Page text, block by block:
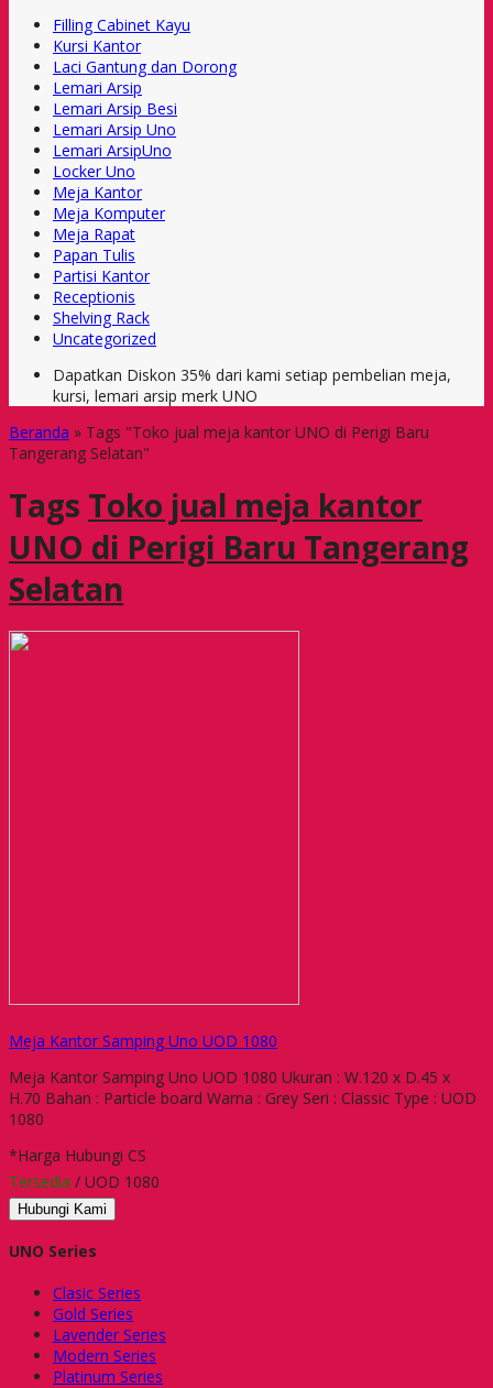
Filling Cabinet Kayu
Kursi Kantor
Laci Gantung dan Dorong
Lemari Arsip
Lemari Arsip Besi
Lemari Arsip Uno
Lemari ArsipUno
Locker Uno
Meja Kantor
Meja Komputer
Meja Rapat
Papan Tulis
Partisi Kantor
Receptionis
Shelving Rack
Uncategorized
Dapatkan Diskon 35% dari kami setiap pembelian meja,
kursi, lemari arsip merk UNO
Beranda » Tags "Toko jual meja kantor UNO di Perigi Baru
Tangerang Selatan"
Tags Toko jual meja kantor
UNO di Perigi Baru Tangerang
Selatan
Meja Kantor Samping Uno UOD 1080
Meja Kantor Samping Uno UOD 1080 Ukuran : W.120 x D.45 x
H.70 Bahan : Particle board Warna : Grey Seri : Classic Type : UOD
1080
*Harga Hubungi CS
Tersedia / UOD 1080
Hubungi Kami
UNO Series
Clasic Series
Gold Series
Lavender Series
Modern Series
Platinum Series